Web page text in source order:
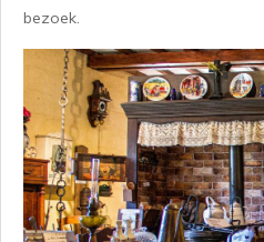
bezoek.